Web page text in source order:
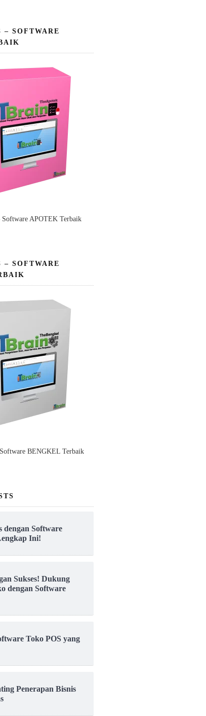
SOFTWARE
APOTEK Terbaik
SOFTWARE
BENGKEL Terbaik
dengan Software
Ini!
Sukses! Dukung
dengan Software
Toko POS yang
Penerapan Bisnis